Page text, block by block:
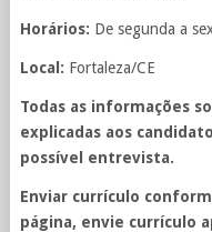
Horários: De segunda a
Local: Fortaleza/CE
Todas as informações
explicadas aos
possível entrevista.
Enviar currículo
página, envie currículo